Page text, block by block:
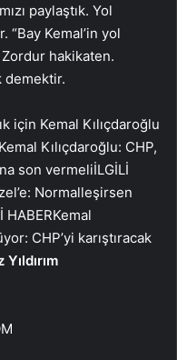
paylaştık. Yol
“Bay Kemal’in yol
hakikaten.
demektir.
için Kemal Kılıçdaroğlu
Kemal Kılıçdaroğlu: CHP,
son vermeliİLGİLİ
Normalleşirsen
HABERKemal
CHP’yi karıştıracak